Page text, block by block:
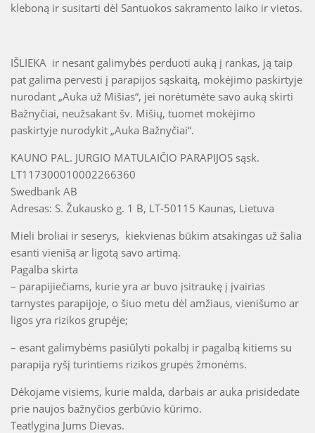
kleboną ir susitarti dėl Santuokos sakramento laiko ir vietos.
IŠLIEKA ir nesant galimybės perduoti auką į rankas, ją taip
pat galima pervesti į parapijos sąskaitą, mokėjimo paskirtyje
nurodant „Auka už Mišias“, jei norėtumėte savo auką skirti
Bažnyčiai, neužsakant šv. Mišių, tuomet mokėjimo
paskirtyje nurodykit „Auka Bažnyčiai“.
KAUNO PAL. JURGIO MATULAIČIO PARAPIJOS sąsk.
LT117300010002266360
Swedbank AB
Adresas: S. Žukausko g. 1 B, LT-50115 Kaunas, Lietuva
Mieli broliai ir seserys, kiekvienas būkim atsakingas už šalia
esanti vienišą ar ligotą savo artimą.
Pagalba skirta
– parapijiečiams, kurie yra ar buvo įsitraukę į įvairias
tarnystes parapijoje, o šiuo metu dėl amžiaus, vienišumo ar
ligos yra rizikos grupėje;
– esant galimybėms pasiūlyti pokalbį ir pagalbą kitiems su
parapija ryšį turintiems rizikos grupės žmonėms.
Dėkojame visiems, kurie malda, darbais ar auka prisidedate
prie naujos bažnyčios gerbūvio kūrimo.
Teatlygina Jums Dievas.